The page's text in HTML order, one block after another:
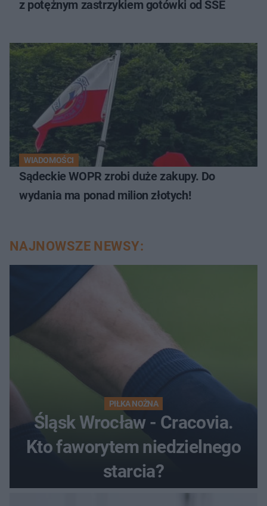
z potężnym zastrzykiem gotówki od SSE
WIADOMOŚCI
Sądeckie WOPR zrobi duże zakupy. Do
wydania ma ponad milion złotych!
NAJNOWSZE NEWSY:
PIŁKA NOŻNA
Śląsk Wrocław - Cracovia.
Kto faworytem niedzielnego
starcia?